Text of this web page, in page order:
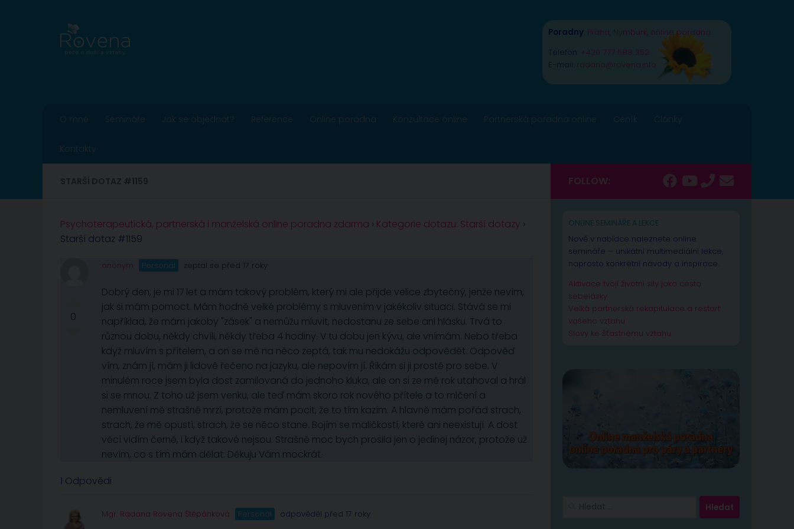
Poradny Praha Nymburk online poradna
Telefon: +420 777 588 352
E-mail: radana@rovena.info
O mně Semináře Jak se objednat? Reference Online poradna Konzultace online Partnerská poradna online Ceník Články
Kontakty
Psychoterapeutická, partnerská i manželská online poradna zdarma › Kategorie dotazu: Starší dotazy ›
Starší dotaz #1159
0
anonym Personál zeptal se před 17 roky
Dobrý den, je mi 17 let a mám takový problém, který mi ale přijde velice zbytečný, jenže nevím,
jak si mám pomoct. Mám hodně velké problémy s mluvením v jakékoliv situaci. Stává se mi
například, že mám jakoby "zásek" a nemůžu mluvit, nedostanu ze sebe ani hlásku. Trvá to
různou dobu, někdy chvíli, někdy třeba 4 hodiny. V tu dobu jen kývu, ale vnímám. Nebo třeba
když mluvím s přítelem, a on se mě na něco zeptá, tak mu nedokážu odpovědět. Odpověď
vím, znám jí, mám ji lidově řečeno na jazyku, ale nepovím jí. Říkám si ji prostě pro sebe. V
minulém roce jsem byla dost zamilovaná do jednoho kluka, ale on si ze mě rok utahoval a hrál
si se mnou. Z toho už jsem venku, ale teď mám skoro rok nového přítele a to mlčení a
nemluvení mě strašně mrzí, protože mám pocit, že to tím kazím. A hlavně mám pořád strach,
strach, že mě opustí, strach, že se něco stane. Bojím se maličkostí, které ani neexistují. A dost
věcí vidím černě, i když takové nejsou. Strašně moc bych prosila jen o jedinej názor, protože už
nevím, co s tím mám dělat. Děkuju Vám mockrát.
1 Odpovědi
Mgr. Radana Rovena Štěpánková Personál odpověděl před 17 roky
FOLLOW:
ONLINE SEMINÁŘE A LEKCE
Nově v nabídce naleznete online
semináře – unikátní multimediální lekce,
naprosto konkrétní návody a inspirace.
Aktivace tvojí životní síly jako cesta
sebelásky
Velká partnerská rekapitulace a restart
vašeho vztahu
Slovy ke šťastnému vztahu